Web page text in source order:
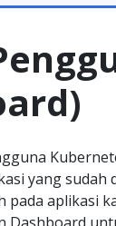
yang sudah
pada aplikasi